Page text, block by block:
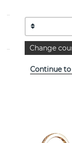
EIGENSCHAPPEN
Change
Continue